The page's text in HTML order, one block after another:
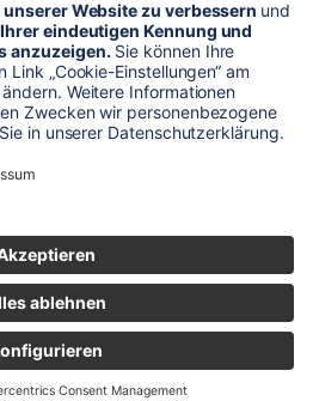
Mehrwertsteuer und Versandkosten
sich nur an gewerbliche
(netto) des Herstellers
in jedem Fall ein Angebot bzw.
entsprechen nicht immer
können ähnliche Produkte zeigen.
GmbH |Impressum